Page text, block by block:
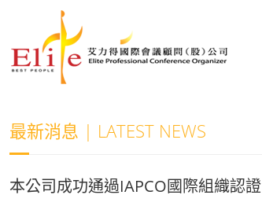
最新消息 | LATEST NEWS
本公司成功通過IAPCO國際組織認證